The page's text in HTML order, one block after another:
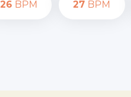
26 BPM 27 BPM